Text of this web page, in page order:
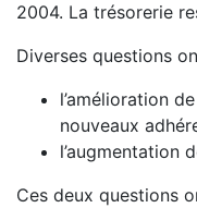
2004. La trésorerie
Diverses questions
l’amélioration
nouveaux
l’augmentation
Ces deux questions